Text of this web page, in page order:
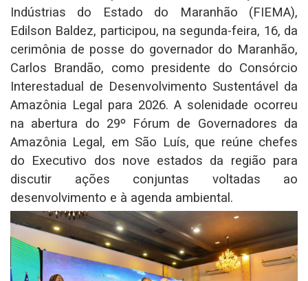
Indústrias do Estado do Maranhão (FIEMA),
Edilson Baldez, participou, na segunda-feira, 16, da
cerimônia de posse do governador do Maranhão,
Carlos Brandão, como presidente do Consórcio
Interestadual de Desenvolvimento Sustentável da
Amazônia Legal para 2026. A solenidade ocorreu
na abertura do 29º Fórum de Governadores da
Amazônia Legal, em São Luís, que reúne chefes
do Executivo dos nove estados da região para
discutir ações conjuntas voltadas ao
desenvolvimento e à agenda ambiental.